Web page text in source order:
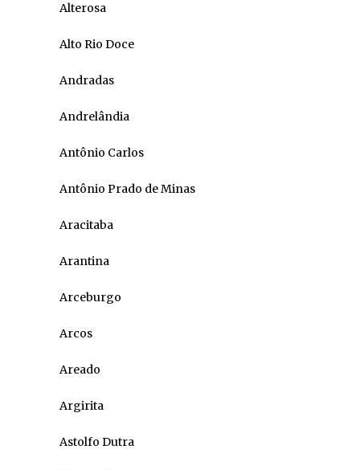
Alterosa
Alto Rio Doce
Andradas
Andrelândia
Antônio Carlos
Antônio Prado de Minas
Aracitaba
Arantina
Arceburgo
Arcos
Areado
Argirita
Astolfo Dutra